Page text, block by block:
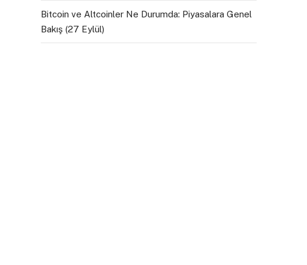
Bitcoin ve Altcoinler Ne Durumda: Piyasalara Genel
Bakış (27 Eylül)